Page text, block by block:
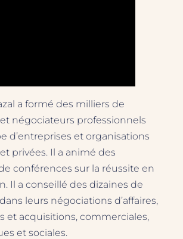
a formé des milliers de
négociateurs professionnels
d’entreprises et organisations
privées. Il a animé des
conférences sur la réussite en
Il a conseillé des dizaines de
leurs négociations d’affaires,
et acquisitions, commerciales,
et sociales.